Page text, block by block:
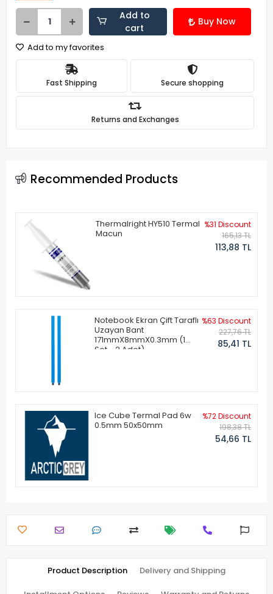
Add to
cart
Buy Now
Add to my favorites
Fast Shipping Secure shopping
Returns and Exchanges
Recommended Products
Thermalright HY510 Termal
Macun
%31 Discount
165,13 TL
113,88 TL
Notebook Ekran Çift Taraflı
Uzayan Bant
171mmX8mmX0.3mm (1
Set - 2 Adet)
%63 Discount
227,76 TL
85,41 TL
Ice Cube Termal Pad 6w
0.5mm 50x50mm
%72 Discount
198,38 TL
54,66 TL
Product Description Delivery and Shipping